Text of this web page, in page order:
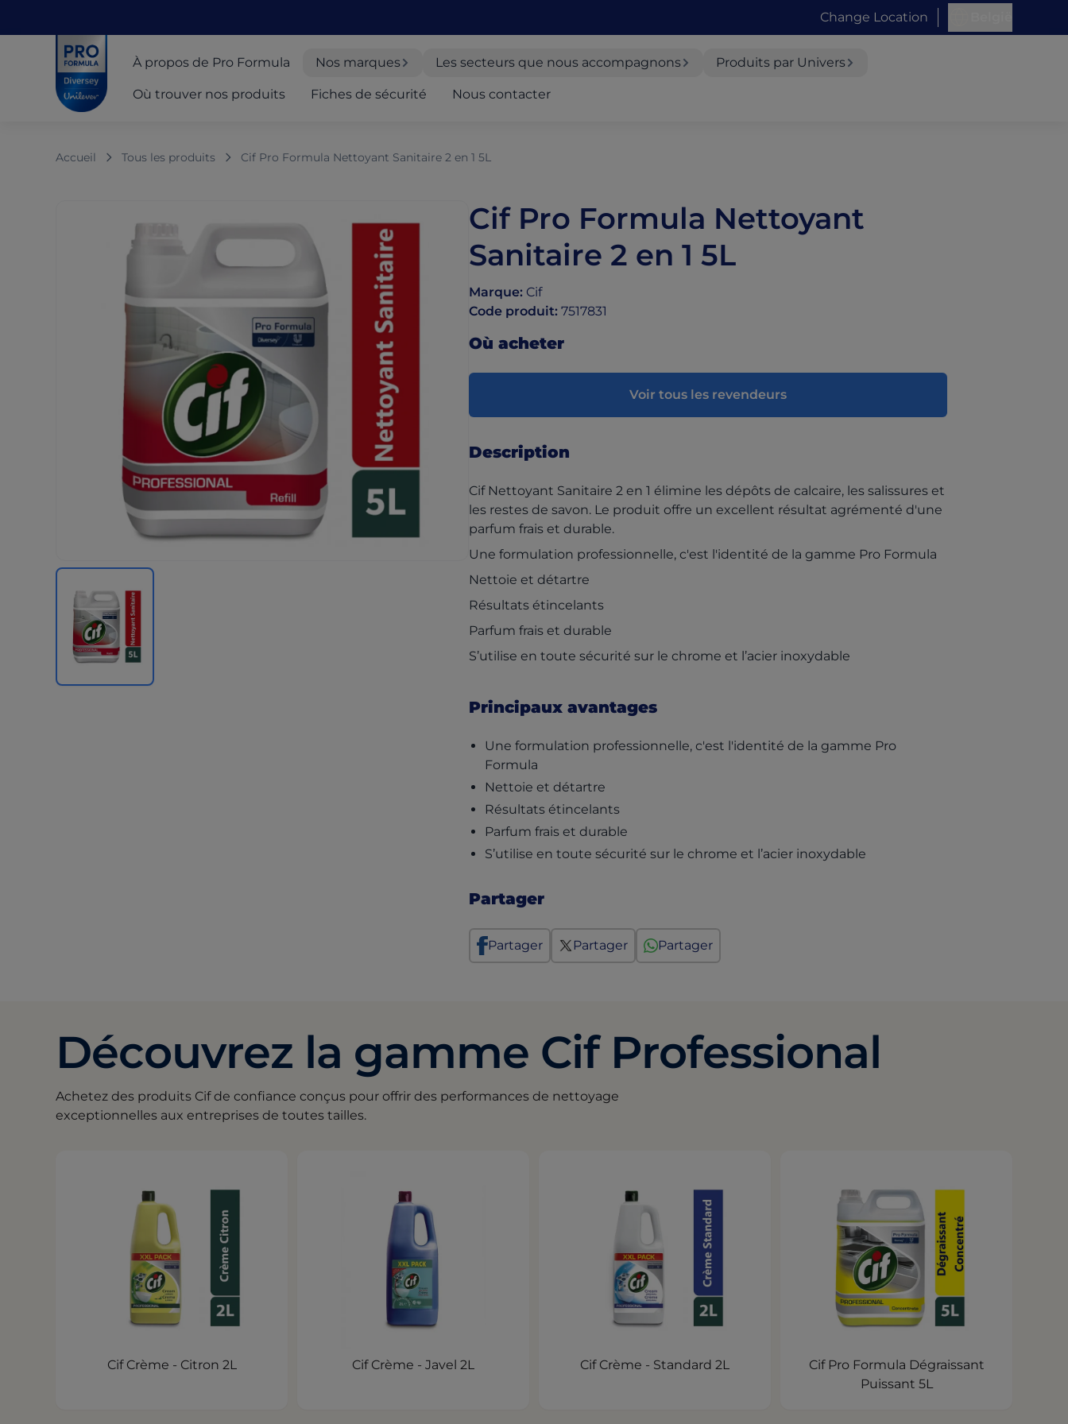
Change Location
Pro Formula
À propos de Pro Formula
Nos marques Les secteurs que nous accompagnons Produits par Univers
Où trouver nos produits Fiches de sécurité Nous contacter
Accueil Tous les produits Cif Pro Formula Nettoyant Sanitaire 2 en 1 5L
Cif Pro Formula Nettoyant
Sanitaire 2 en 1 5L
Marque: Cif
Code produit: 7517831
Où acheter
Voir tous les revendeurs
Description
Cif Nettoyant Sanitaire 2 en 1 élimine les dépôts de calcaire, les salissures et
les restes de savon. Le produit offre un excellent résultat agrémenté d'une
parfum frais et durable.
Une formulation professionnelle, c'est l'identité de la gamme Pro Formula
Nettoie et détartre
Résultats étincelants
Parfum frais et durable
S’utilise en toute sécurité sur le chrome et l’acier inoxydable
Principaux avantages
Une formulation professionnelle, c'est l'identité de la gamme Pro
Formula
Nettoie et détartre
Résultats étincelants
Parfum frais et durable
S’utilise en toute sécurité sur le chrome et l’acier inoxydable
Partager
Partager Partager Partager
Découvrez la gamme Cif Professional
Achetez des produits Cif de confiance conçus pour offrir des performances de nettoyage
exceptionnelles aux entreprises de toutes tailles.
Cif Crème - Citron 2L Cif Crème - Javel 2L Cif Crème - Standard 2L
Cif Pro Formula Dégraissant
Puissant 5L